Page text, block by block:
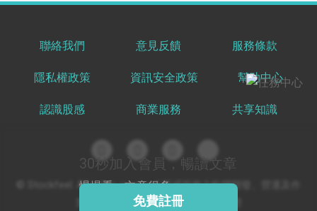
30秒加入會員，暢讀文章
慢慢看，文章很多
免費註冊
聯絡我們 意見反饋 服務條款
隱私權政策 資訊安全政策 幫助中心
認識股感 商業服務 共享知識
© Stockfeel. All rights reserved 股感服務之軟體開發、營運及作
業環境通過 ISO/IEC 27001:2022 驗證
出國就缺這咖？股